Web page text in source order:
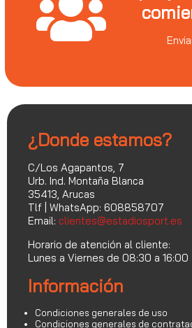
¿Donde estamos?
C/Los Agapantos, 7
Urb. Ind. Montaña Blanca
35413, Arucas
Tlf | WhatsApp: 608858707
Email: clientes@estadiosport.es
Horario de atención al cliente:
Lunes a Viernes de 08:30 a 16:00
Información
Condiciones generales de uso
Condiciones generales de